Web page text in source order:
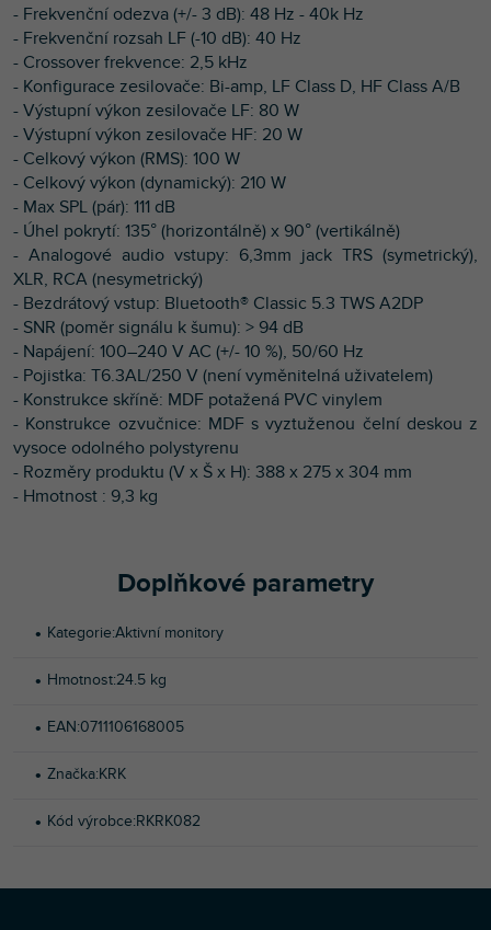
- Frekvenční odezva (+/- 3 dB): 48 Hz - 40k Hz
- Frekvenční rozsah LF (-10 dB): 40 Hz
- Crossover frekvence: 2,5 kHz
- Konfigurace zesilovače: Bi-amp, LF Class D, HF Class A/B
- Výstupní výkon zesilovače LF: 80 W
- Výstupní výkon zesilovače HF: 20 W
- Celkový výkon (RMS): 100 W
- Celkový výkon (dynamický): 210 W
- Max SPL (pár): 111 dB
- Úhel pokrytí: 135° (horizontálně) x 90° (vertikálně)
- Analogové audio vstupy: 6,3mm jack TRS (symetrický),
XLR, RCA (nesymetrický)
- Bezdrátový vstup: Bluetooth® Classic 5.3 TWS A2DP
- SNR (poměr signálu k šumu): > 94 dB
- Napájení: 100–240 V AC (+/- 10 %), 50/60 Hz
- Pojistka: T6.3AL/250 V (není vyměnitelná uživatelem)
- Konstrukce skříně: MDF potažená PVC vinylem
- Konstrukce ozvučnice: MDF s vyztuženou čelní deskou z
vysoce odolného polystyrenu
- Rozměry produktu (V x Š x H): 388 x 275 x 304 mm
- Hmotnost : 9,3 kg
Doplňkové parametry
Kategorie:Aktivní monitory
Hmotnost:24.5 kg
EAN:0711106168005
Značka:KRK
Kód výrobce:RKRK082